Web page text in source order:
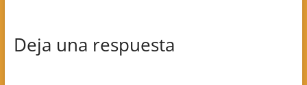
Deja una respuesta